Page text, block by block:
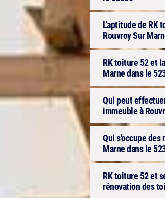
L'aptitude de RK
Rouvroy Sur
RK toiture 52 et
Marne dans le
Qui peut
immeuble à
Qui s'occupe des
Marne dans le
RK toiture 52 et
rénovation des